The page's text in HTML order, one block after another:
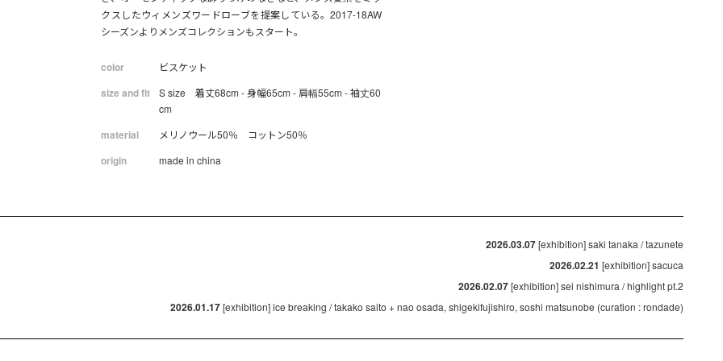
クスしたウィメンズワードローブを提案している。2017-18AW
シーズンよりメンズコレクションもスタート。
color ビスケット
size and fit
S size 着丈68cm - 身幅65cm - 肩幅55cm - 袖丈60
cm
material メリノウール50％ コットン50％
origin made in china
2026.03.07[exhibition] saki tanaka / tazunete
2026.02.21 [exhibition] sacuca
2026.02.07[exhibition] sei nishimura / highlight pt.2
2026.01.17[exhibition] ice breaking / takako saito + nao osada, shigekifujishiro, soshi matsunobe (curation : rondade)